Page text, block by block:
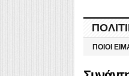
ΠΟΙΟΙ